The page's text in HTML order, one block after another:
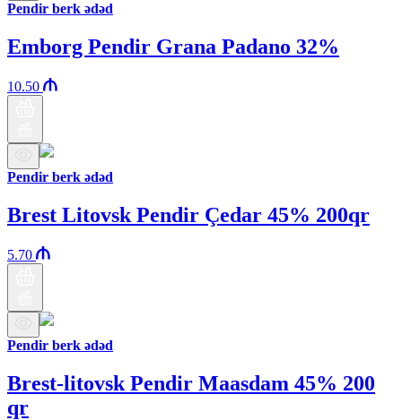
Pendir berk ədəd
Emborg Pendir Grana Padano 32%
10.50
Pendir berk ədəd
Brest Litovsk Pendir Çedar 45% 200qr
5.70
Pendir berk ədəd
Brest-litovsk Pendir Maasdam 45% 200
qr